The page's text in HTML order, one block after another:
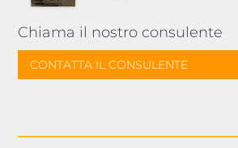
Chiama il nostro consulente
CONTATTA IL CONSULENTE